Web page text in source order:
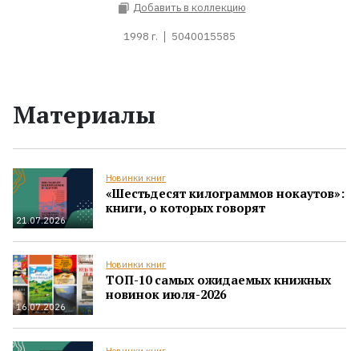
Добавить в коллекцию
1998 г. 5040015585
Материалы
21.07.2026
Новинки книг
«Шестьдесят килограммов нокаутов»:
книги, о которых говорят
16.07.2026
Новинки книг
ТОП-10 самых ожидаемых книжных
новинок июля-2026